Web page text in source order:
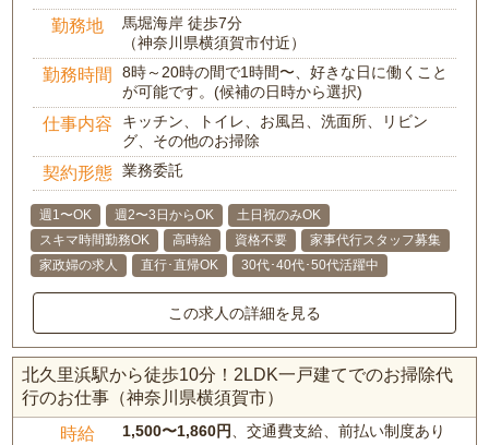
勤務地
馬堀海岸 徒歩7分
（神奈川県横須賀市付近）
勤務時間
8時～20時の間で1時間〜、好きな日に働くこと
が可能です。(候補の日時から選択)
仕事内容
キッチン、トイレ、お風呂、洗面所、リビン
グ、その他のお掃除
契約形態 業務委託
週1〜OK 週2〜3日からOK
土日祝のみOK
スキマ時間勤務OK
高時給 資格不要
家事代行スタッフ募集
家政婦の求人
直行･直帰OK 30代･40代･50代活躍中
この求人の詳細を見る
北久里浜駅から徒歩10分！2LDK一戸建てでのお掃除代
行のお仕事（神奈川県横須賀市）
時給 1,500〜1,860円、交通費支給、前払い制度あり